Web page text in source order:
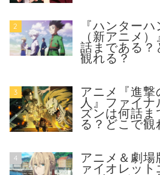
2
『ハンター
（新アニメ
話まである？
観れる？
3
アニメ『進撃
人』ファイナ
ズンは何話ま
る？どこで観
4
アニメ＆劇場
ァイオレット